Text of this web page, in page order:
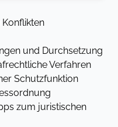
und Durchsetzung
Verfahren
Schutzfunktion
zum juristischen